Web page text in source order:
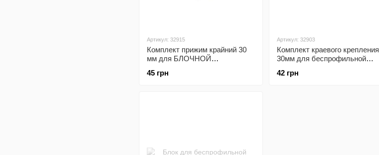
Артикул: 32915
Комплект прижим крайний 30
мм для БЛОЧНОЙ
Alumash
45 грн
Артикул: 32903
Комплект краевого крепления
30мм для беспрофильной
42 грн